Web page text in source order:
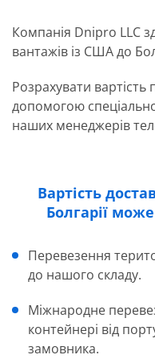
Компанія Dnipro LLC
вантажів із США до
Розрахувати
допомогою
наших менеджерів
Вартість
Болгарії
Перевезення
до нашого складу.
Міжнародне
контейнері від
замовника.